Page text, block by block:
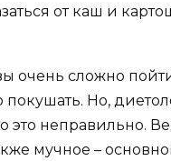
от каш и
очень сложно
Но,
это неправильно.
мучное –